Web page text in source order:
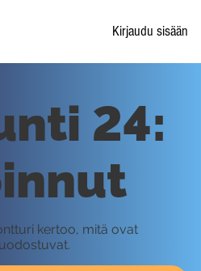
Kirjaudu sisään
24:
kertoo, mitä ovat